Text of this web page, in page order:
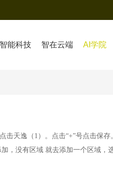
智能科技 智在云端 AI学院
击天逸（1）。点击“+”号点击保
，没有区域 就去添加一个区域，